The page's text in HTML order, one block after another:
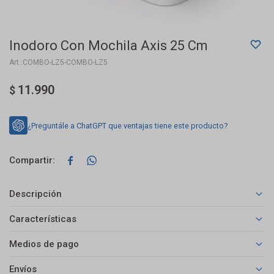
Inodoro Con Mochila Axis 25 Cm
COMBO-LZ5-COMBO-LZ5
$ 11.990
¿Preguntále a ChatGPT que ventajas tiene este producto?
 
Descripción
Características
Medios de pago
Envíos